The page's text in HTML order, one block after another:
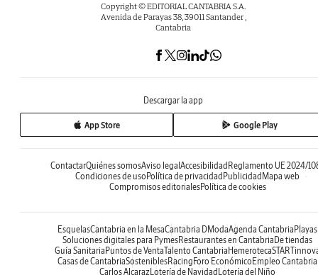
Copyright © EDITORIAL CANTABRIA S.A.
Avenida de Parayas 38, 39011 Santander ,
Cantabria
Descargar la app
App Store Google Play
ContactarQuiénes somosAviso legal Accesibilidad Reglamento UE 2024/
Condiciones de uso Política de privacidad Publicidad Mapa web
Compromisos editorialesPolítica de cookies
EsquelasCantabria en la MesaCantabria DModaAgenda Cantabria Playas
Soluciones digitales para PymesRestaurantes en Cantabria De tiendas
Guía Sanitaria Puntos de VentaTalento Cantabria Hemeroteca
Casas de CantabriaSosteniblesRacing Foro Económico Empleo Cantabria
Carlos AlcarazLotería de Navidad Lotería del Niño